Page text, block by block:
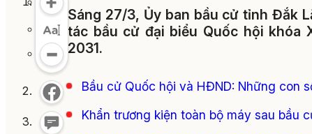
Sáng 27/3, Ủy ban bầu cử tỉnh Đắk
tác bầu cử đại biểu Quốc hội khóa
2031.
Bầu cử Quốc hội và HĐND: Những con
Khẩn trương kiện toàn bộ máy sau bầu